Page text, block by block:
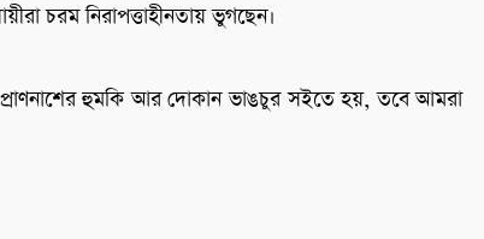
চরম নিরাপত্তাহীনতায় ভুগছেন।
প্রাণনাশের হুমকি আর দোকান ভাঙচুর সইতে হয়, তবে আমরা